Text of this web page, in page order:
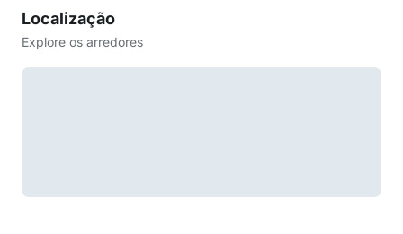
Localização
Explore os arredores